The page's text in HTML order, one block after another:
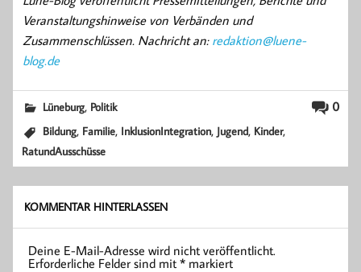
Veranstaltungshinweise von Verbänden und
Zusammenschlüssen. Nachricht an: redaktion@luene-
blog.de
0
Lüneburg, Politik
Bildung, Familie, InklusionIntegration, Jugend, Kinder,
RatundAusschüsse
KOMMENTAR HINTERLASSEN
Deine E-Mail-Adresse wird nicht veröffentlicht.
Erforderliche Felder sind mit* markiert